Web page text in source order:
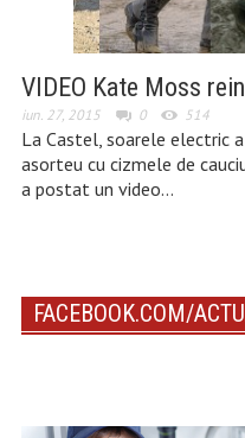
VIDEO Kate Moss
iun. 27, 2015 0 514
La Castel, soarele electric
asorteu cu cizmele de
a postat un video…
FACEBOOK.COM/